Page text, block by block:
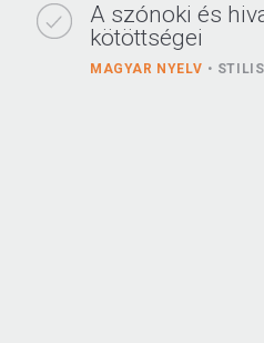
A szónoki és
kötöttségei
MAGYAR NYELV